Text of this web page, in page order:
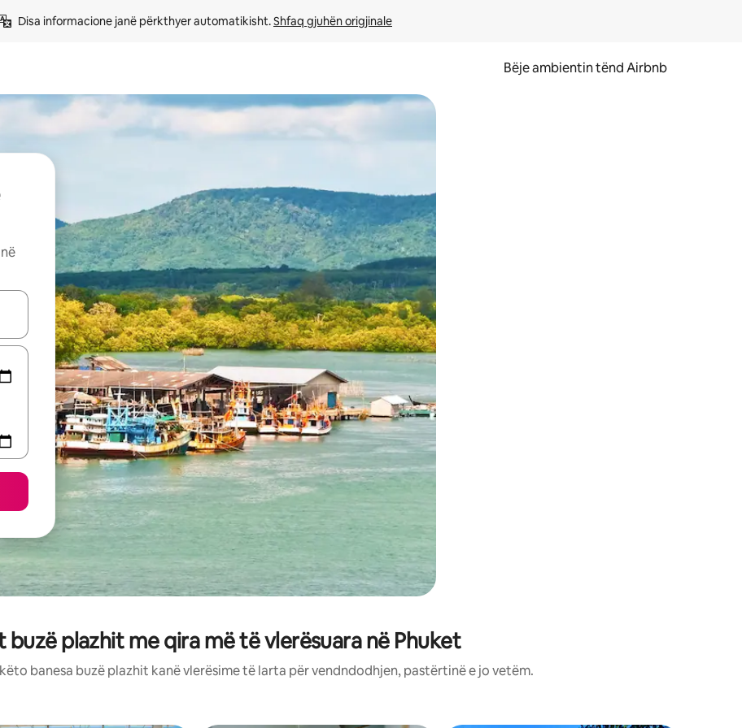
Disa informacione janë përkthyer automatikisht. Shfaq gjuhën origjinale
Bëje ambientin tënd Airbnb
e shigjetave lart e poshtë ose eksploro duke prekur ose duke lëvizur ekranin.
buzë plazhit me qira më të vlerësuara në Phuket
banesa buzë plazhit kanë vlerësime të larta për vendndodhjen, pastërtinë e jo vetëm.